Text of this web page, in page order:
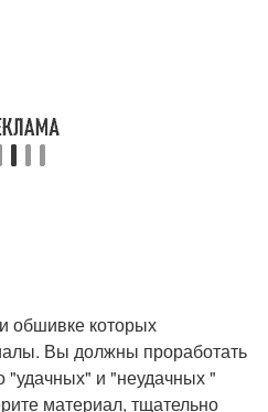
обшивке которых
Вы должны проработать
"удачных" и "неудачных "
материал, тщательно